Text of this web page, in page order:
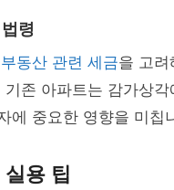
령
부동산 관련 세금을 고려
기존 아파트는 감가상
에 중요한 영향을 미칩
용 팁